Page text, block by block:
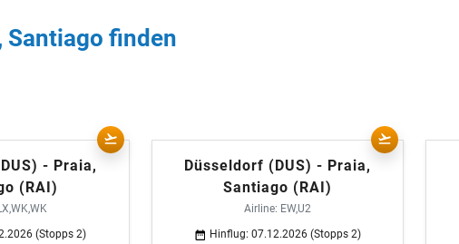
Santiago finden
- Praia,
(RAI)
(Stopps 2)
Düsseldorf (DUS) - Praia,
Santiago (RAI)
Airline: EW,U2
Hinflug: 07.12.2026 (Stopps 2)